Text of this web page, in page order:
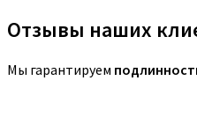
Отзывы наших
Мы гарантируем